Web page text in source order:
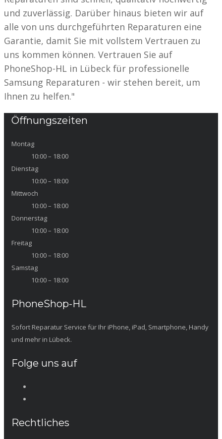
und zuverlässig. Darüber hinaus bieten wir auf
alle von uns durchgeführten Reparaturen eine
Garantie, damit Sie mit vollstem Vertrauen zu
uns kommen können. Vertrauen Sie auf
PhoneShop-HL in Lübeck für professionelle
Samsung Reparaturen - wir stehen bereit, um
Ihnen zu helfen."
Öffnungszeiten
Montag
10:00 – 18:00
Dienstag
10:00 – 18:00
Mittwoch
10:00 – 18:00
Donnerstag
10:00 – 18:00
Freitag
10:00 – 18:00
Samstag
10:00 – 18:00
PhoneShop-HL
Sofort Reparatur Service für Ihr iPhone, iPad, Smartphone, Handy
und mehr in Lübeck.
Folge uns auf
Rechtliches